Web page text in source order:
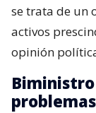
se trata de un
activos
opinión